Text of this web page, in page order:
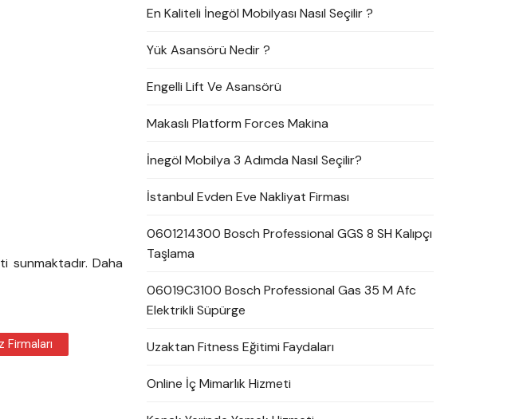
sunmaktadır. Daha
En Kaliteli İnegöl Mobilyası Nasıl Seçilir ?
Yük Asansörü Nedir ?
Engelli Lift Ve Asansörü
Makaslı Platform Forces Makina
İnegöl Mobilya 3 Adımda Nasıl Seçilir?
İstanbul Evden Eve Nakliyat Firması
0601214300 Bosch Professional GGS 8 SH Kalıpçı
Taşlama
06019C3100 Bosch Professional Gas 35 M Afc
Elektrikli Süpürge
Uzaktan Fitness Eğitimi Faydaları
Online İç Mimarlık Hizmeti